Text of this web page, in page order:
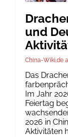
und
China-Wiki.de
Das
Im Jahr
Feiertag
2026 in
Aktivitäten